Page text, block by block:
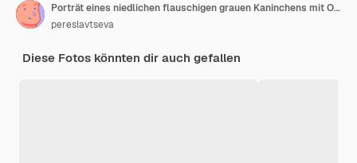
Porträt eines niedlichen flauschigen grauen Kaninchens mit Ohren auf einem natürlichen Grün
pereslavtseva
Diese Fotos könnten dir auch gefallen